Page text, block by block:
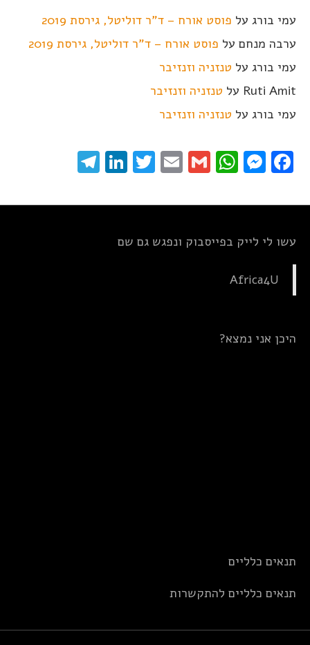
עמי בורג על פוסט אורח – ד"ר דוליטל, גירסת 2019
ערבה מנחם על פוסט אורח – ד"ר דוליטל, גירסת 2019
עמי בורג על טנזניה וזנזיבר
Ruti Amit על טנזניה וזנזיבר
עמי בורג על טנזניה וזנזיבר
Facebook
Messenger
WhatsApp
Gmail
Email
Twitter
LinkedIn
עשו לי לייק בפייסבוק ונפגש גם שם
Africa4U
היכן אני נמצא?
תנאים כלליים
תנאים כלליים להתקשרות